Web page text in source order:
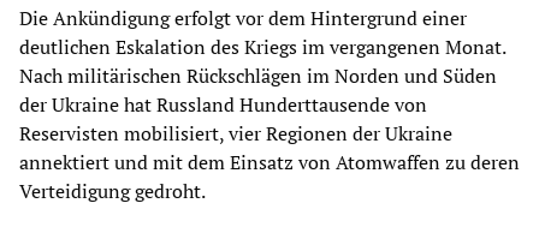
Die Ankündigung erfolgt vor dem Hintergrund einer
deutlichen Eskalation des Kriegs im vergangenen Monat.
Nach militärischen Rückschlägen im Norden und Süden
der Ukraine hat Russland Hunderttausende von
Reservisten mobilisiert, vier Regionen der Ukraine
annektiert und mit dem Einsatz von Atomwaffen zu deren
Verteidigung gedroht.